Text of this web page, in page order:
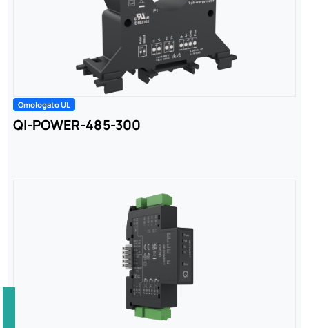
Omologato UL
QI-POWER-485-300